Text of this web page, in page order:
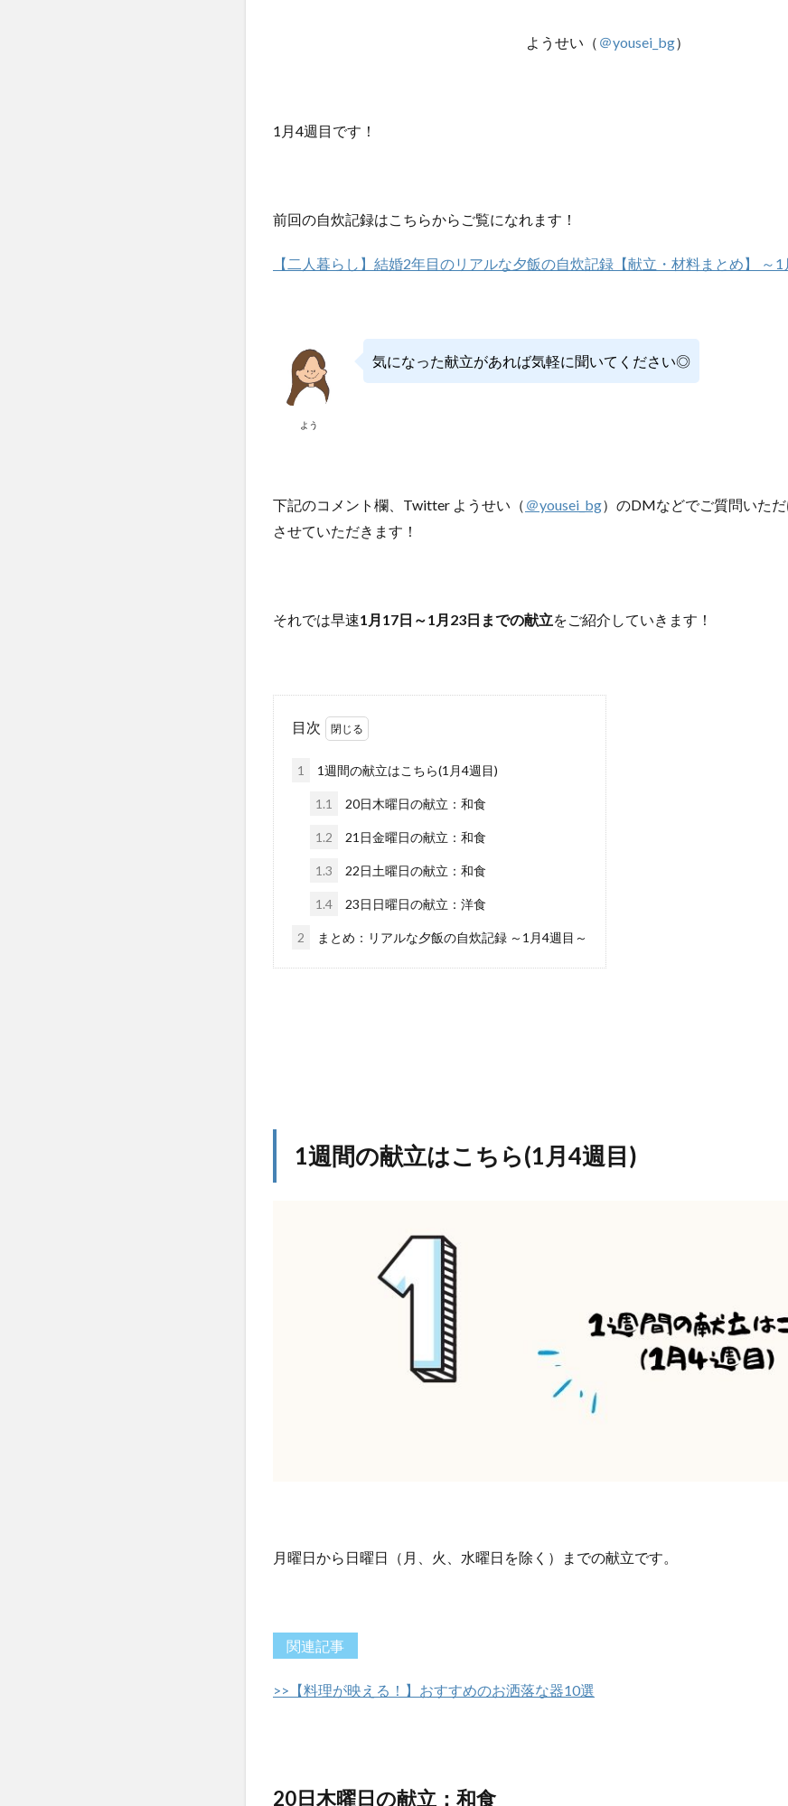
ようせい（ ＠yousei_bg）
1月4週目です！
前回の自炊記録はこちらからご覧になれます！
【二人暮らし】結婚2年目のリアルな夕飯の自炊記録【献立・材料まとめ】 ～1
よう
気になった献立があれば気軽に聞いてください◎
下記のコメント欄、Twitter ようせい（ ＠yousei_bg）のDMなどでご質問いた
させていただきます！
それでは早速1月17日～1月23日までの献立をご紹介していきます！
目次
1 1週間の献立はこちら(1月4週目)
1.1 20日木曜日の献立：和食
1.2 21日金曜日の献立：和食
1.3 22日土曜日の献立：和食
1.4 23日日曜日の献立：洋食
2 まとめ：リアルな夕飯の自炊記録 ～1月4週目～
1週間の献立はこちら(1月4週目)
月曜日から日曜日（月、火、水曜日を除く）までの献立です。
関連記事
>>【料理が映える！】おすすめのお洒落な器10選
20日木曜日の献立：和食